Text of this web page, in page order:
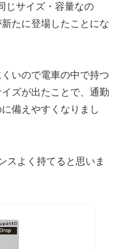
じサイズ・容量なの
たに登場したことにな
いので電車の中で持つ
ズが出たことで、通勤
備えやすくなりまし
スよく持てると思いま